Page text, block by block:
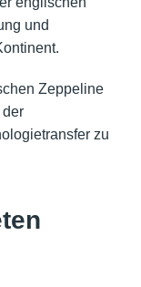
und
Zeppeline
zu